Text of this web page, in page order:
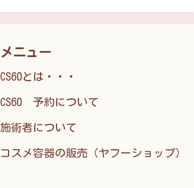
メニュー
CS60とは・・・
CS60 予約について
施術者について
コスメ容器の販売（ヤフーショップ）